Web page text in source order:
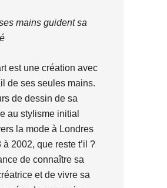
mains guident sa
est une création avec
de ses seules mains.
de dessin de sa
au stylisme initial
la mode à Londres
à 2002, que reste t’il ?
de connaître sa
et de vivre sa